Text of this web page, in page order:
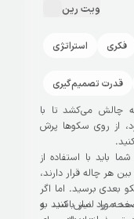
ویت رین
استراتژی فکری
قدرت تصمیم‌گیری
چالش می‌کشد تا با
از روی سکوها پرش
باید با استفاده از
هر چاله قرار دارند،
بعدی برسید. اما اگر
حد مورد نیاز باشد، به
را لمس کنید و